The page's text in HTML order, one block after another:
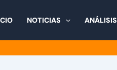
NOTICIAS ANÁLISIS